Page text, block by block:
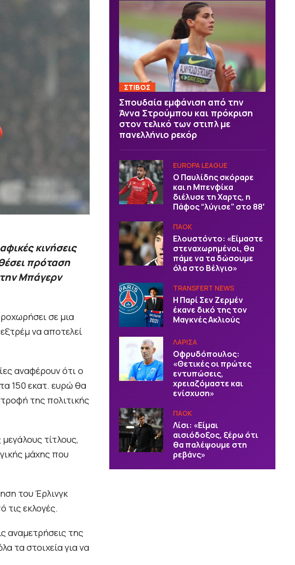
κινήσεις
πρόταση
Μπάγερν
σε μια
να αποτελεί
αναφέρουν ότι ο
150 εκατ. ευρώ θα
της πολιτικής
τίτλους,
μάχης που
του Έρλινγκ
τις εκλογές.
αναμετρήσεις της
τα στοιχεία για να
ΣΤΙΒΟΣ
Σπουδαία εμφάνιση από την
Άννα Στρούμπου και πρόκριση
στον τελικό των στιπλ με
πανελλήνιο ρεκόρ
EUROPA LEAGUE
Ο Παυλίδης σκόραρε
και η Μπενφίκα
διέλυσε τη Χαρτς, η
Πάφος “λύγισε” στο 88′
ΠΑΟΚ
Ελουστόντο: «Είμαστε
στεναχωρημένοι, θα
πάμε να τα δώσουμε
όλα στο Βέλγιο»
TRANSFERT NEWS
Η Παρί Σεν Ζερμέν
έκανε δικό της τον
Μαγκνές Ακλιούς
ΛΑΡΙΣΑ
Οφρυδόπουλος:
«Θετικές οι πρώτες
εντυπώσεις,
χρειαζόμαστε και
ενίσχυση»
ΠΑΟΚ
Λίσι: «Είμαι
αισιόδοξος, ξέρω ότι
θα παλέψουμε στη
ρεβάνς»